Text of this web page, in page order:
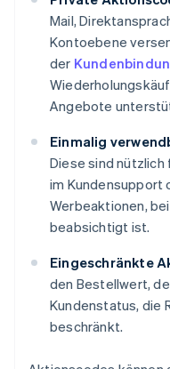
Mail,
Kontoebene
der
Angebote
Einmalig
Diese sind nützlich
im
Werbeaktionen,
beabsichtigt ist.
Eingeschränkte
den Bestellwert,
Kundenstatus, die
beschränkt.